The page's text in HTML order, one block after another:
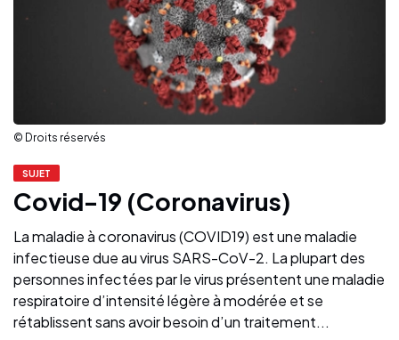
© Droits réservés
SUJET
Covid-19 (Coronavirus)
La maladie à coronavirus (COVID19) est une maladie
infectieuse due au virus SARS-CoV-2. La plupart des
personnes infectées par le virus présentent une maladie
respiratoire d’intensité légère à modérée et se
rétablissent sans avoir besoin d’un traitement...